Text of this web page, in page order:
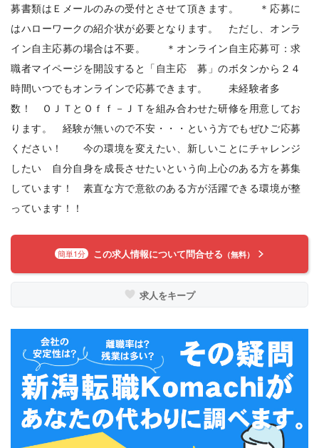
募書類はＥメールのみの受付とさせて頂きます。 ＊応募に
はハローワークの紹介状が必要となります。 ただし、オンラ
イン自主応募の場合は不要。 ＊オンライン自主応募可：求
職者マイページを開設すると「自主応 募」のボタンから２４
時間いつでもオンラインで応募できます。 未経験者多
数！ ＯＪＴとＯｆｆ－ＪＴを組み合わせた研修を用意してお
ります。 経験が無いので不安・・・という方でもぜひご応募
ください！ 今の環境を変えたい、新しいことにチャレンジ
したい 自分自身を成長させたいという向上心のある方を募集
しています！ 素直な方で意欲のある方が活躍できる環境が整
っています！！
簡単1分 この求人情報について問合せる （無料）
求人をキープ